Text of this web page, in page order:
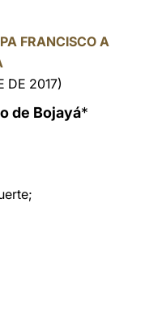
LATINE
FRANCISCO A
DE 2017)
de Bojayá*